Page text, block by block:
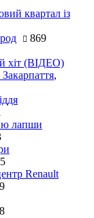
квартал із
869
хіт (ВІДЕО)
,
лапши
Renault